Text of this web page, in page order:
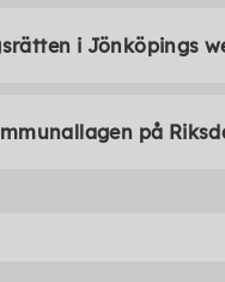
i Jönköpings
på